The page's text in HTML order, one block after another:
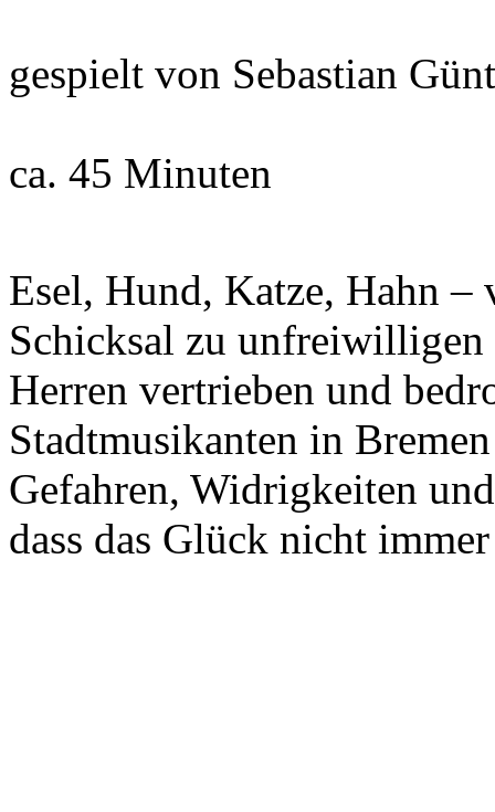
gespielt von Sebastian
ca. 45 Minuten
Esel, Hund, Katze, Hahn –
Schicksal zu
Herren vertrieben und
Stadtmusikanten in
Gefahren, Widrigkeiten
dass das Glück nicht